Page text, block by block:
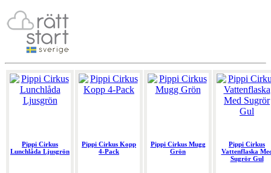
Pippi Cirkus
Lunchlåda Ljusgrön
Pippi Cirkus Kopp
4-Pack
Pippi Cirkus Mugg
Grön
Pippi Cirkus
Vattenflaska
Sugrör Gul